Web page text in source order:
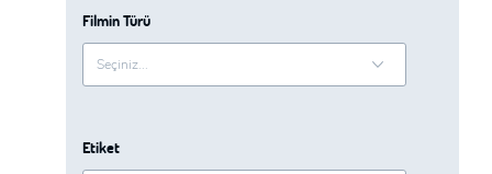
Filmin Türü
Etiket